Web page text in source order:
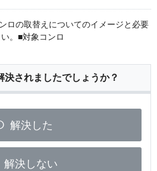
ロの取替えについてのイメージと必要
。■対象コンロ
決されましたでしょうか？
解決した
解決しない